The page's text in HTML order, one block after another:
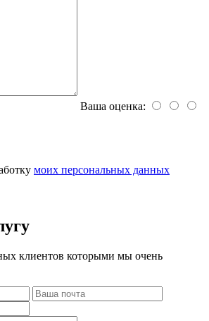
Ваша оценка:
моих персональных данных
клиентов которыми мы очень